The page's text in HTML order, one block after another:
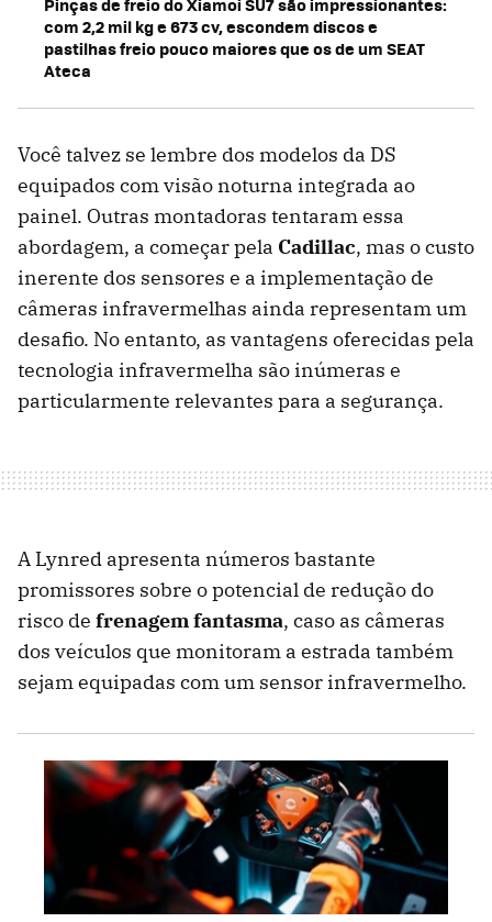
com 2,2 mil kg e 673 cv, escondem discos e
pastilhas freio pouco maiores que os de um SEAT
Ateca
Você talvez se lembre dos modelos da DS
equipados com visão noturna integrada ao
painel. Outras montadoras tentaram essa
abordagem, a começar pela Cadillac, mas o custo
inerente dos sensores e a implementação de
câmeras infravermelhas ainda representam um
desafio. No entanto, as vantagens oferecidas pela
tecnologia infravermelha são inúmeras e
particularmente relevantes para a segurança.
A Lynred apresenta números bastante
promissores sobre o potencial de redução do
risco de frenagem fantasma, caso as câmeras
dos veículos que monitoram a estrada também
sejam equipadas com um sensor infravermelho.